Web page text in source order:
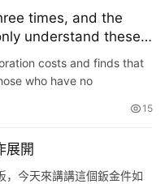
times, and the
understand these
Throw
costs and finds that
who have no
15
展開
，今天來講講這個鈑金件如